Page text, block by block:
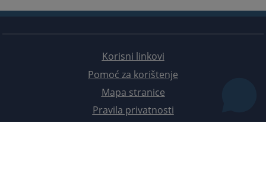
Korisni linkovi
Pomoć za korištenje
Mapa stranice
Pravila privatnosti